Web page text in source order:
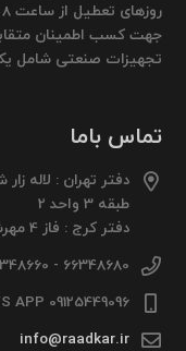
جهت کسب اطمینان
تجهیزات صنعتی شامل
تماس باما
دفتر تهران : لاله
طبقه 3 واحد 2
دفتر کرج : فاز 4 مهرشهر خیابان 411 شرقی پلاک 114 واحد 1
66348680 - 66348660 تماس از 8 صبح تا 6 شب
09125449096 WHATS APP
info@raadkar.ir